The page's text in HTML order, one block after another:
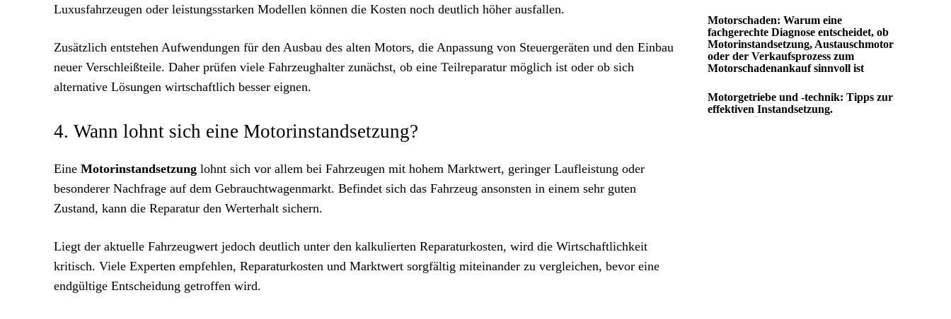
Luxusfahrzeugen oder leistungsstarken Modellen können die Kosten noch deutlich höher ausfallen.
Zusätzlich entstehen Aufwendungen für den Ausbau des alten Motors, die Anpassung von Steuergeräten und den Einbau
neuer Verschleißteile. Daher prüfen viele Fahrzeughalter zunächst, ob eine Teilreparatur möglich ist oder ob sich
alternative Lösungen wirtschaftlich besser eignen.
4. Wann lohnt sich eine Motorinstandsetzung?
Eine Motorinstandsetzung lohnt sich vor allem bei Fahrzeugen mit hohem Marktwert, geringer Laufleistung oder
besonderer Nachfrage auf dem Gebrauchtwagenmarkt. Befindet sich das Fahrzeug ansonsten in einem sehr guten
Zustand, kann die Reparatur den Werterhalt sichern.
Liegt der aktuelle Fahrzeugwert jedoch deutlich unter den kalkulierten Reparaturkosten, wird die Wirtschaftlichkeit
kritisch. Viele Experten empfehlen, Reparaturkosten und Marktwert sorgfältig miteinander zu vergleichen, bevor eine
endgültige Entscheidung getroffen wird.
Motorschaden: Warum eine
fachgerechte Diagnose entscheidet, ob
Motorinstandsetzung, Austauschmotor
oder der Verkaufsprozess zum
Motorschadenankauf sinnvoll ist
Motorgetriebe und -technik: Tipps zur
effektiven Instandsetzung.